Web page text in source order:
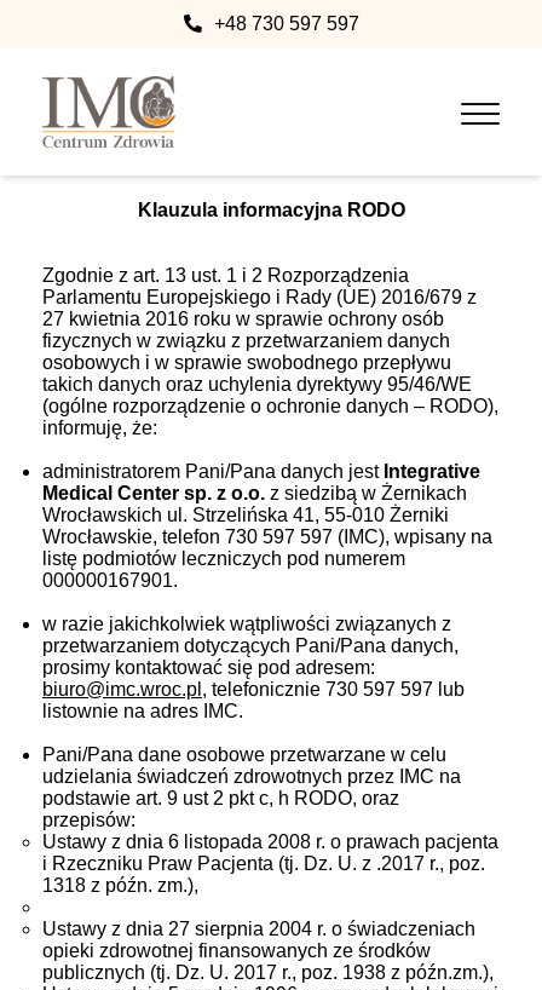
+48 730 597 597
Klauzula informacyjna RODO
Zgodnie z art. 13 ust. 1 i 2 Rozporządzenia
Parlamentu Europejskiego i Rady (UE) 2016/679 z
27 kwietnia 2016 roku w sprawie ochrony osób
fizycznych w związku z przetwarzaniem danych
osobowych i w sprawie swobodnego przepływu
takich danych oraz uchylenia dyrektywy 95/46/WE
(ogólne rozporządzenie o ochronie danych – RODO),
informuję, że:
administratorem Pani/Pana danych jest Integrative
Medical Center sp. z o.o. z siedzibą w Żernikach
Wrocławskich ul. Strzelińska 41, 55-010 Żerniki
Wrocławskie, telefon 730 597 597 (IMC), wpisany na
listę podmiotów leczniczych pod numerem
000000167901.
w razie jakichkolwiek wątpliwości związanych z
przetwarzaniem dotyczących Pani/Pana danych,
prosimy kontaktować się pod adresem:
biuro@imc.wroc.pl , telefonicznie 730 597 597 lub
listownie na adres IMC.
Pani/Pana dane osobowe przetwarzane w celu
udzielania świadczeń zdrowotnych przez IMC na
podstawie art. 9 ust 2 pkt c, h RODO, oraz
przepisów:
Ustawy z dnia 6 listopada 2008 r. o prawach pacjenta
i Rzeczniku Praw Pacjenta (tj. Dz. U. z .2017 r., poz.
1318 z późn. zm.),
Ustawy z dnia 27 sierpnia 2004 r. o świadczeniach
opieki zdrowotnej finansowanych ze środków
publicznych (tj. Dz. U. 2017 r., poz. 1938 z późn.zm.),